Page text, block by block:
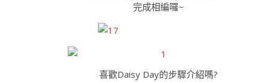
完成相編囉~
喜歡Daisy Day的步驟介紹嗎?